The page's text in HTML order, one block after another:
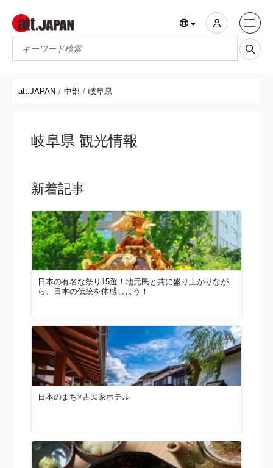
Translations title cont
att.JAPAN 中部 岐阜県
岐阜県 観光情報
新着記事
日本の有名な祭り15選！地元民と共に盛り上がりなが
ら、日本の伝統を体感しよう！
日本のまち×古民家ホテル